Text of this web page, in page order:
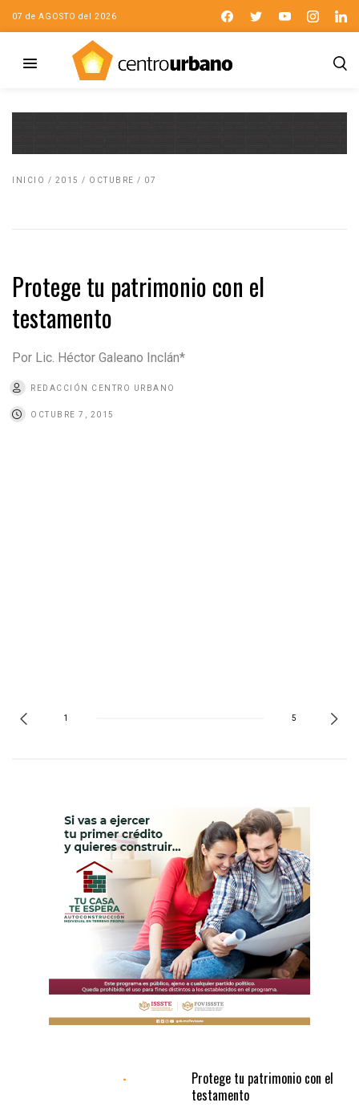
07 de AGOSTO del 2026
INICIO / 2015 / OCTUBRE / 07
Protege tu patrimonio con el
testamento
Por Lic. Héctor Galeano Inclán*
REDACCIÓN CENTRO URBANO
OCTUBRE 7, 2015
1 5
Protege tu patrimonio con el
testamento